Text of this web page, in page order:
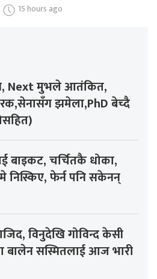
15 hours ago
Next मुभले आतंकित,
झमेला,PhD बेच्दै
बाइकट, चर्चितकै धोका,
निस्किए, फेर्न पनि सकेनन्
विनुदेखि गोविन्द केसी
बालेन सस्मितलाई आज भारी